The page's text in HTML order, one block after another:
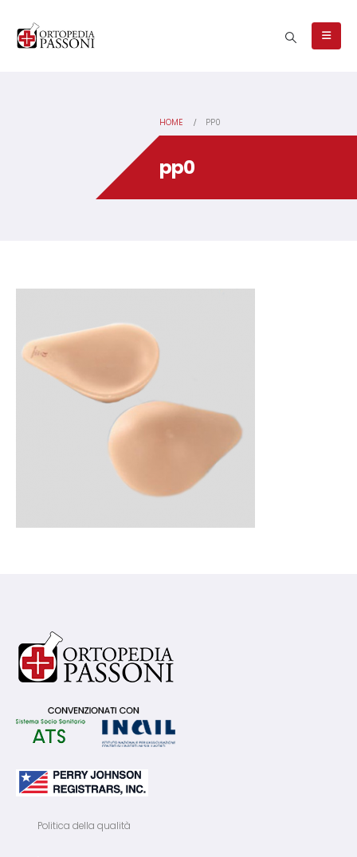
HOME PP0
pp0
Politica della qualità